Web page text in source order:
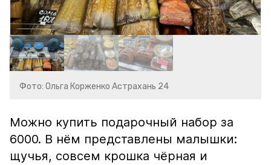
Фото: Ольга Корженко Астрахань 24
Можно купить подарочный набор за
6000. В нём представлены малышки:
щучья, совсем крошка чёрная и